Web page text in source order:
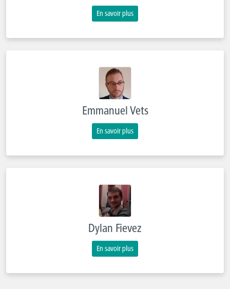
En savoir plus
Emmanuel Vets
En savoir plus
Dylan Fievez
En savoir plus